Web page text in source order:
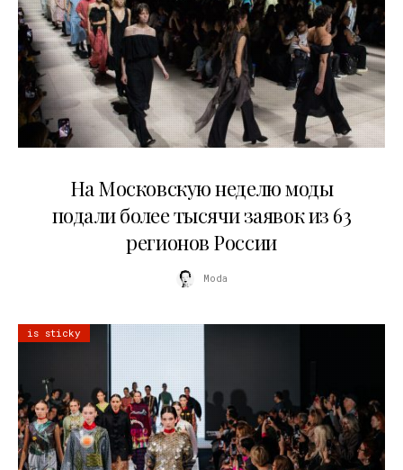
На Московскую неделю моды
подали более тысячи заявок из 63
регионов России
Moda
is sticky